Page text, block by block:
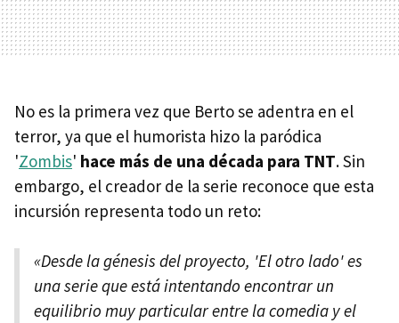
No es la primera vez que Berto se adentra en el
terror, ya que el humorista hizo la paródica
'Zombis' hace más de una década para TNT. Sin
embargo, el creador de la serie reconoce que esta
incursión representa todo un reto:
«Desde la génesis del proyecto, 'El otro lado' es
una serie que está intentando encontrar un
equilibrio muy particular entre la comedia y el